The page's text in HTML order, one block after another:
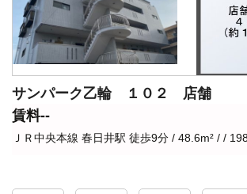
サンパーク乙輪 １０２ 店舗
賃料--
ＪＲ中央本線 春日井駅 徒歩9分 / 48.6m² / /